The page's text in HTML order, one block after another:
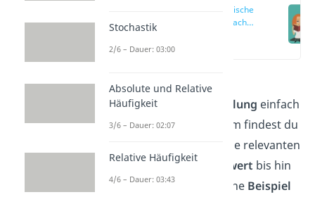
Hypergeometrische
Verteilung einfach
Dieser Artikel erklärt die
hypergeometrische Verteilung einfach
und verständlich. Außerdem findest du
hier eine Übersicht über alle relevanten
FormelnvomErwartungswert bis hin
zurDichte. Das anschauliche Beispiel
Stochastik
2/6 – Dauer: 03:00
Absolute und Relative
Häufigkeit
3/6 – Dauer: 02:07
Relative Häufigkeit
4/6 – Dauer: 03:43